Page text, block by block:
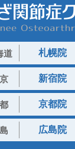
道 札幌院
新宿院
京都院
広島院